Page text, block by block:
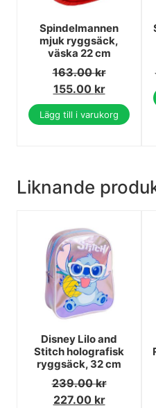
Spindelmannen
mjuk ryggsäck,
väska 22 cm
163.00kr
155.00 kr
Lägg till i varukorg
Liknande
Disney Lilo and
Stitch holografisk
ryggsäck, 32 cm
239.00kr
227.00 kr